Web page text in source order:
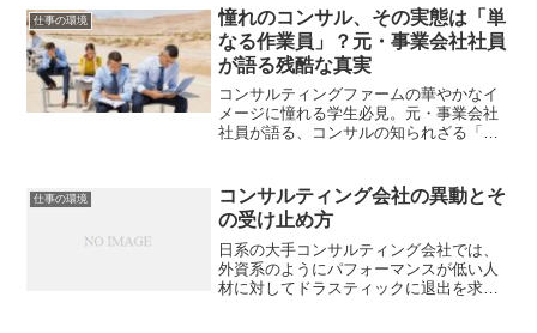
宥めすかすコストの総和を比べると、前
者の方が大きくコストも感情面のすり減
りも減少することに気づいたのだ。1on1
は部下のためにあらず。管理職のために
あるものだ。それが気づきなのである。
仕事の環境
憧れのコンサル、その実態は「単
なる作業員」？元・事業会社社員
が語る残酷な真実
コンサルティングファームの華やかなイ
メージに憧れる学生必見。元・事業会社
社員が語る、コンサルの知られざる「作
ための本当のスキルを解説します。
仕事の環境
コンサルティング会社の異動とそ
の受け止め方
日系の大手コンサルティング会社では、
外資系のようにパフォーマンスが低い人
材に対してドラスティックに退出を求め